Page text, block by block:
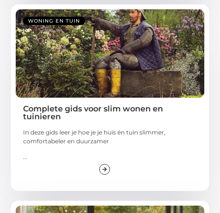
WONING EN TUIN
Complete gids voor slim wonen en
tuinieren
In deze gids leer je hoe je je huis én tuin slimmer,
comfortabeler en duurzamer
...